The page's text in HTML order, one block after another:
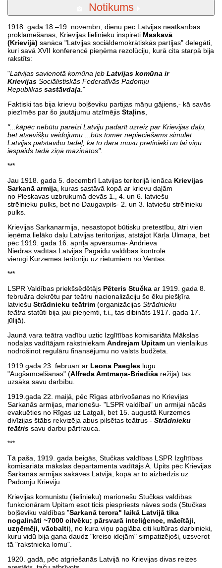
Notikums
1918. gada 18.–19. novembrī, dienu pēc Latvijas neatkarības
proklamēšanas, Krievijas lielinieku inspirēti Maskavā
(Krievijā) sanāca "Latvijas sociāldemokrātiskās partijas" delegāti,
kuri savā XVII konferencē pieņēma rezolūciju, kurā cita starpā bija
rakstīts:
"Latvijas savienotā komūna jeb Latvijas komūna ir
Krievijas Sociālistiskās Federatīvās Padomju
Republikas sastāvdaļa ."
Faktiski tas bija krievu boļševiku partijas māņu gājiens,- kā savās
piezīmēs par šo jautājumu atzīmējis Staļins
"...kāpēc nebūtu pareizi Latviju padarīt uzreiz par Krievijas daļu,
bet atsevišķu veidojumu ...būs tomēr nepieciešams simulēt
Latvijas patstāvību tādēļ, ka to dara mūsu pretinieki un lai viņu
iespaids tādā ziņā mazinātos".
***
Jau 1918. gada 5. decembrī Latvijas teritorijā ienāca Krievijas
Sarkanā armija , kuras sastāvā kopā ar krievu daļām
no Pleskavas uzbrukumā devās 1., 4. un 6. latviešu
strēlnieku pulks, bet no Daugavpils- 2. un 3. latviešu strēlnieku
pulks.
Krievijas Sarkanarmija, nesastopot būtisku pretestību, ātri vien
ieņēma lielāko daļu Latvijas teritorijas, atstājot Kārļa Ulmaņa, bet
pēc 1919. gada 16. aprīļa apvērsuma- Andrieva
Niedras vadītās Latvijas Pagaidu valdības kontrolē
vienīgi Kurzemes teritoriju uz rietumiem no Ventas.
***
LSPR Valdības priekšsēdētājs Pēteris Stučka ar 1919. gada 8.
februāra dekrētu par teātru nacionalizāciju šo ēku piešķīra
latviešu Strādnieku teātrim (organizācijas Strādnieku
teātra statūti bija jau pieņemti, t.i., tas dibināts 1917. gada 17.
jūlijā).
Jaunā vara teātra vadību uztic Izglītības komisariāta Mākslas
nodaļas vadītājam rakstniekam Andrejam Upitam un vienlaikus
nodrošinot regulāru finansējumu no valsts budžeta.
1919.gada 23. februārī ar Leona Paegles lugu
"Augšāmcelšanās" (Alfreda Amtmaņa-Briedīša režijā) tas
uzsāka savu darbību.
1919.gada 22. maijā, pēc Rīgas atbrīvošanas no Krievijas
Sarkanās armijas, marionešu- "LSPR valdībai" un armijai nācās
evakuēties no Rīgas uz Latgali, bet 15. augustā Kurzemes
divīzijas štābs rekvizēja abus pilsētas teātrus - Strādnieku
teātris savu darbu pārtrauca.
***
Tā paša, 1919. gada beigās, Stučkas valdības LSPR Izglītības
komisariāta mākslas departamenta vadītājs A. Upits pēc Krievijas
Sarkanās armijas sakāves Latvijā, kopā ar to aizbēdzis uz
Padomju Krieviju.
Krievijas komunistu (lielinieku) marionešu Stučkas valdības
funkcionāram Upitam esot ticis piespriests nāves sods (Stučkas
boļševiku valdības "Sarkanā terora" laikā Latvijā tika
nogalināti ~7000 cilvēku; pārsvarā inteliģence, mācītāji,
uzņēmēji, vācbalti), no kura viņu paglāba citi kultūras darbinieki,
kuru vidū bija gana daudz "kreiso idejām" simpatizējoši, uzsverot
tā "rakstnieka lomu".
1920. gadā, pēc atgriešanās Latvijā no Krievijas divas reizes